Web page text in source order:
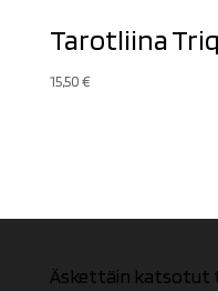
Tarotliina
15,50€
Äskettäin